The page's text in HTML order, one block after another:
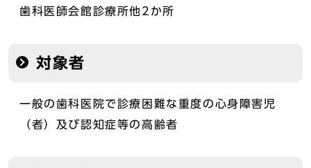
歯科医師会館診療所他2か所
対象者
一般の歯科医院で診療困難な重度の心身障害児
（者）及び認知症等の高齢者